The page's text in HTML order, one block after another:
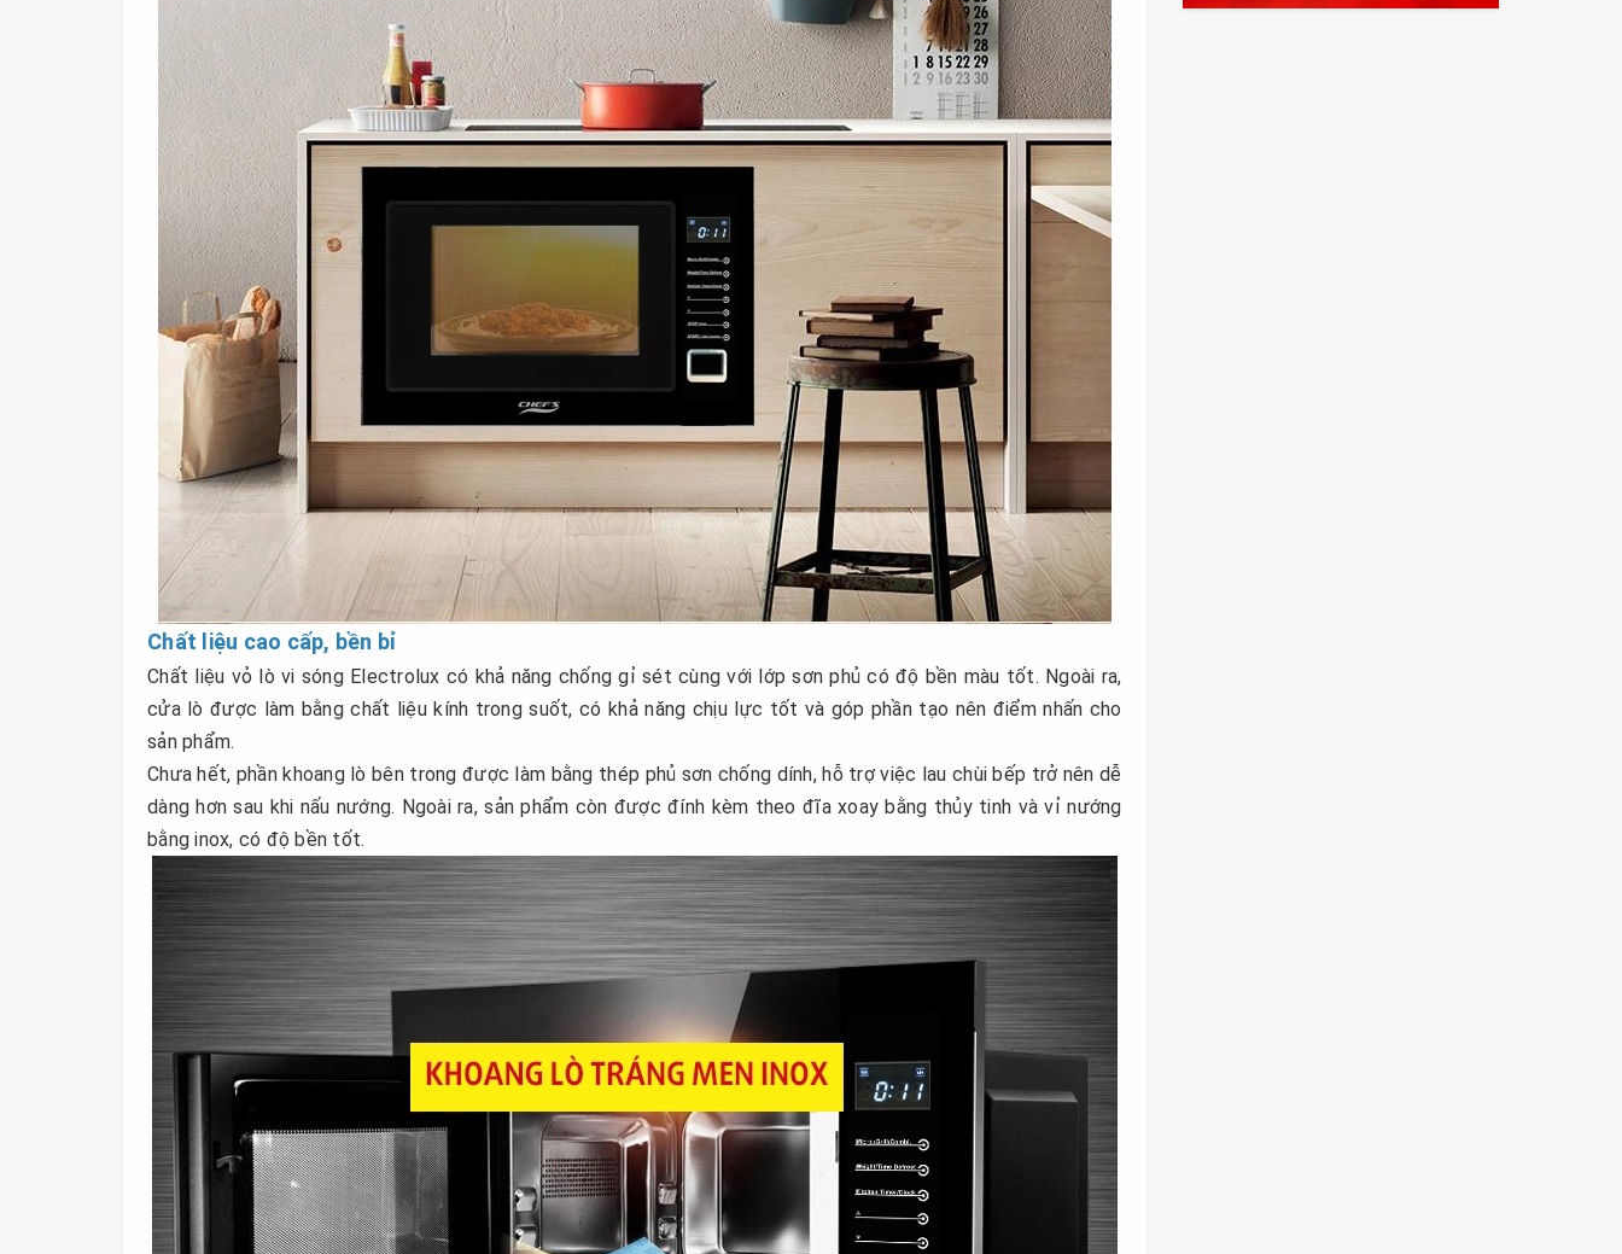
Chất liệu cao cấp, bền bỉ
Chất liệu vỏ lò vi sóng Electrolux có khả năng chống gỉ sét cùng với lớp sơn phủ có độ bền màu tốt. Ngoài ra,
cửa lò được làm bằng chất liệu kính trong suốt, có khả năng chịu lực tốt và góp phần tạo nên điểm nhấn cho
sản phẩm.
Chưa hết, phần khoang lò bên trong được làm bằng thép phủ sơn chống dính, hỗ trợ việc lau chùi bếp trở nên dễ
dàng hơn sau khi nấu nướng. Ngoài ra, sản phẩm còn được đính kèm theo đĩa xoay bằng thủy tinh và vỉ nướng
bằng inox, có độ bền tốt.